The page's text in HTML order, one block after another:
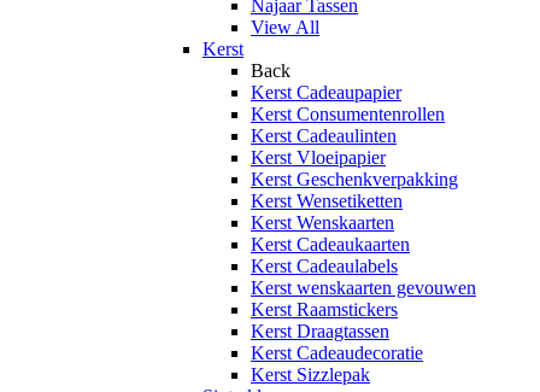
Najaar Tassen
View All
Kerst
Back
Kerst Cadeaupapier
Kerst Consumentenrollen
Kerst Cadeaulinten
Kerst Vloeipapier
Kerst Geschenkverpakking
Kerst Wensetiketten
Kerst Wenskaarten
Kerst Cadeaukaarten
Kerst Cadeaulabels
Kerst wenskaarten gevouwen
Kerst Raamstickers
Kerst Draagtassen
Kerst Cadeaudecoratie
Kerst Sizzlepak